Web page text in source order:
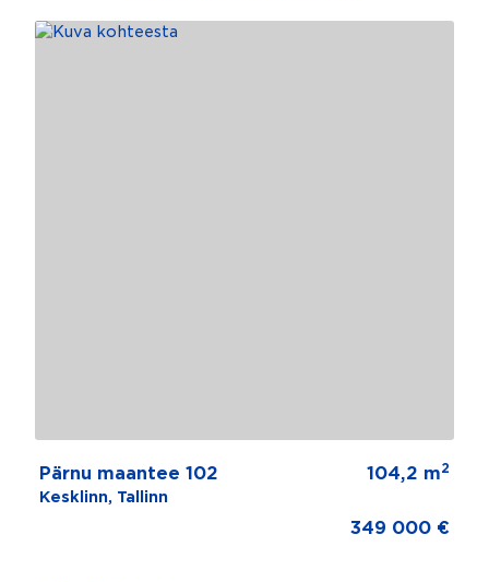
Pärnu maantee 102
Kesklinn, Tallinn
104,2 m2
349 000 €